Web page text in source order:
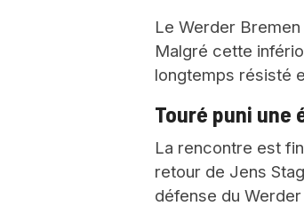
Le Werder
Malgré cette
longtemps résisté
Touré puni une
La rencontre est
retour de Jens
défense du